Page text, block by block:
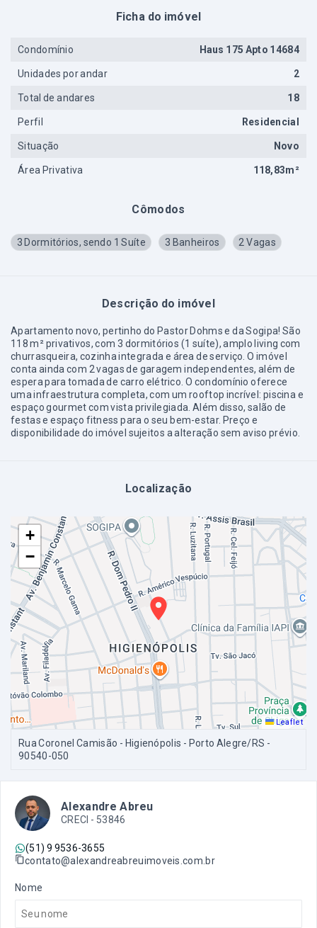
Cômodos
3 Dormitórios, sendo 1 Suíte 3 Banheiros 2 Vagas
Descrição do imóvel
Apartamento novo, pertinho do Pastor Dohms e da Sogipa! São
118 m² privativos, com 3 dormitórios (1 suíte), amplo living com
churrasqueira, cozinha integrada e área de serviço. O imóvel
conta ainda com 2 vagas de garagem independentes, além de
espera para tomada de carro elétrico. O condomínio oferece
uma infraestrutura completa, com um rooftop incrível: piscina e
espaço gourmet com vista privilegiada. Além disso, salão de
festas e espaço fitness para o seu bem-estar. Preço e
disponibilidade do imóvel sujeitos a alteração sem aviso prévio.
Localização
+
−
Leaflet
Rua Coronel Camisão - Higienópolis - Porto Alegre/RS -
90540-050
Ficha do imóvel
Condomínio Haus 175 Apto 14684
Unidades por andar 2
Total de andares 18
Perfil Residencial
Situação Novo
Área Privativa 118,83m²
Alexandre Abreu
CRECI - 53846
(51) 9 9536-3655
contato@alexandreabreuimoveis.com.br
Nome